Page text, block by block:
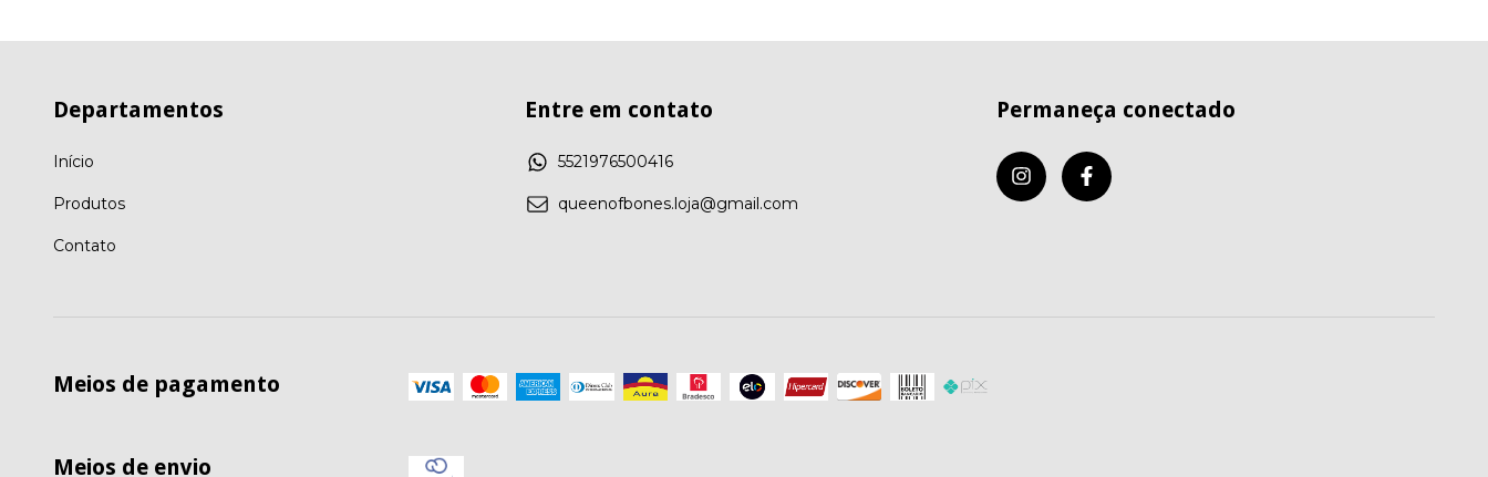
Departamentos
Início
Produtos
Contato
Entre em contato
5521976500416
queenofbones.loja@gmail.com
Permaneça conectado
Meios de pagamento
Meios de envio